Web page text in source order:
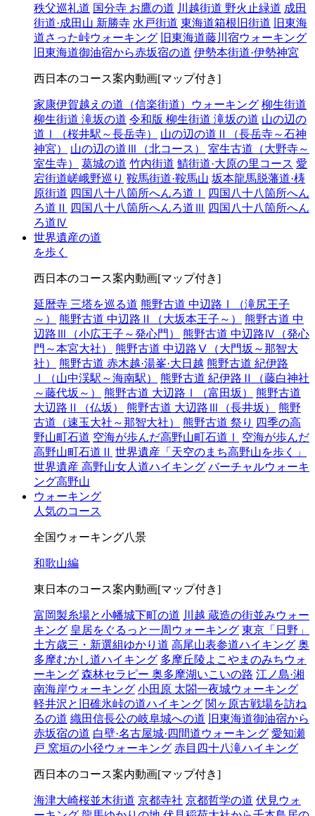
秩父巡礼道 国分寺 お鷹の道 川越街道 野火止緑道 成田
街道·成田山 新勝寺 水戸街道 東海道箱根旧街道
旧東海
道さった峠ウォーキング
旧東海道藤川宿ウォーキング
旧東海道御油宿から赤坂宿の道 伊勢本街道·伊勢神宮
西日本のコース案内動画[マップ付き]
家康伊賀越えの道（信楽街道）ウォーキング 柳生街道
柳生街道 滝坂の道 令和版 柳生街道 滝坂の道 山の辺の
道Ⅰ（桜井駅～長岳寺）
山の辺の道Ⅱ（長岳寺～石神
神宮）
山の辺の道Ⅲ（北コース）
室生古道（大野寺～
室生寺）
葛城の道 竹内街道 鯖街道·大原の里コース 愛
宕街道嵯峨野巡り 鞍馬街道·鞍馬山 坂本龍馬脱藩道·梼
原街道 四国八十八箇所へんろ道Ⅰ
四国八十八箇所へん
ろ道Ⅱ
四国八十八箇所へんろ道Ⅲ 四国八十八箇所へん
ろ道Ⅳ
世界遺産の道
を歩く
西日本のコース案内動画[マップ付き]
延暦寺 三塔を巡る道 熊野古道 中辺路Ⅰ（滝尻王子
～）
熊野古道 中辺路Ⅱ（大坂本王子～）
熊野古道 中
辺路Ⅲ（小広王子～発心門）
熊野古道 中辺路Ⅳ（発心
門～本宮大社）
熊野古道 中辺路Ⅴ（大門坂～那智大
社）
熊野古道 赤木越·湯峯·大日越 熊野古道 紀伊路
Ⅰ（山中渓駅～海南駅）
熊野古道 紀伊路Ⅱ（藤白神社
～藤代坂～）
熊野古道 大辺路Ⅰ（富田坂）
熊野古道
大辺路Ⅱ（仏坂）
熊野古道 大辺路Ⅲ（長井坂）
熊野
古道（速玉大社～那智大社）
熊野古道 祭り
四季の高
野山町石道 空海が歩んだ高野山町石道Ⅰ
空海が歩んだ
高野山町石道Ⅱ 世界遺産「天空のまち高野山を歩く」
世界遺産 高野山女人道ハイキング バーチャルウォーキ
ング高野山
ウォーキング
人気のコース
全国ウォーキング八景
和歌山編
東日本のコース案内動画[マップ付き]
富岡製糸場と小幡城下町の道 川越 蔵造の街並みウォー
キング 皇居をぐるっと一周ウォーキング 東京「日野」
土方歳三・新選組ゆかり道 高尾山表参道ハイキング 奥
多摩むかし道ハイキング 多摩丘陵よこやまのみちウォ
ーキング 森林セラピー 奥多摩湖いこいの路 江ノ島·湘
南海岸ウォーキング 小田原 太閤一夜城ウォーキング
軽井沢と旧碓氷峠の道ハイキング 関ヶ原古戦場を訪ね
るの道 織田信長公の岐阜城への道
旧東海道御油宿から
赤坂宿の道 白壁·名古屋城·四間道ウォーキング 愛知瀬
戸 窯垣の小径ウォーキング 赤目四十八滝ハイキング
西日本のコース案内動画[マップ付き]
海津大崎桜並木街道 京都寺社 京都哲学の道 伏見ウォ